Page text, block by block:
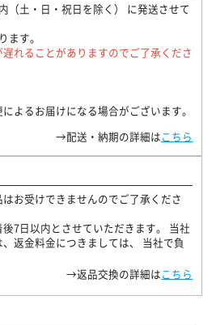
（土・日・祝日を除く） に発送させて
ます。
れることがありますのでご了承くださ
よるお届けになる場合がございます。
→配送・納期の詳細はこちら
お受けできませんのでご了承くださ
7日以内とさせていただきます。 当社
返金料金につきましては、 当社で負
→返品交換の詳細はこちら